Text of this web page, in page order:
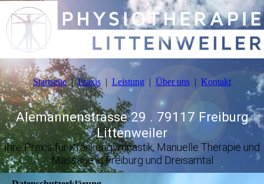
Startseite Praxis Leistung Über uns Kontakt
Alemannenstrasse 29 . 79117 Freiburg
Littenweiler
Ihre Praxis für Krankengymnastik, Manuelle Therapie und
Massage in Freiburg und Dreisamtal